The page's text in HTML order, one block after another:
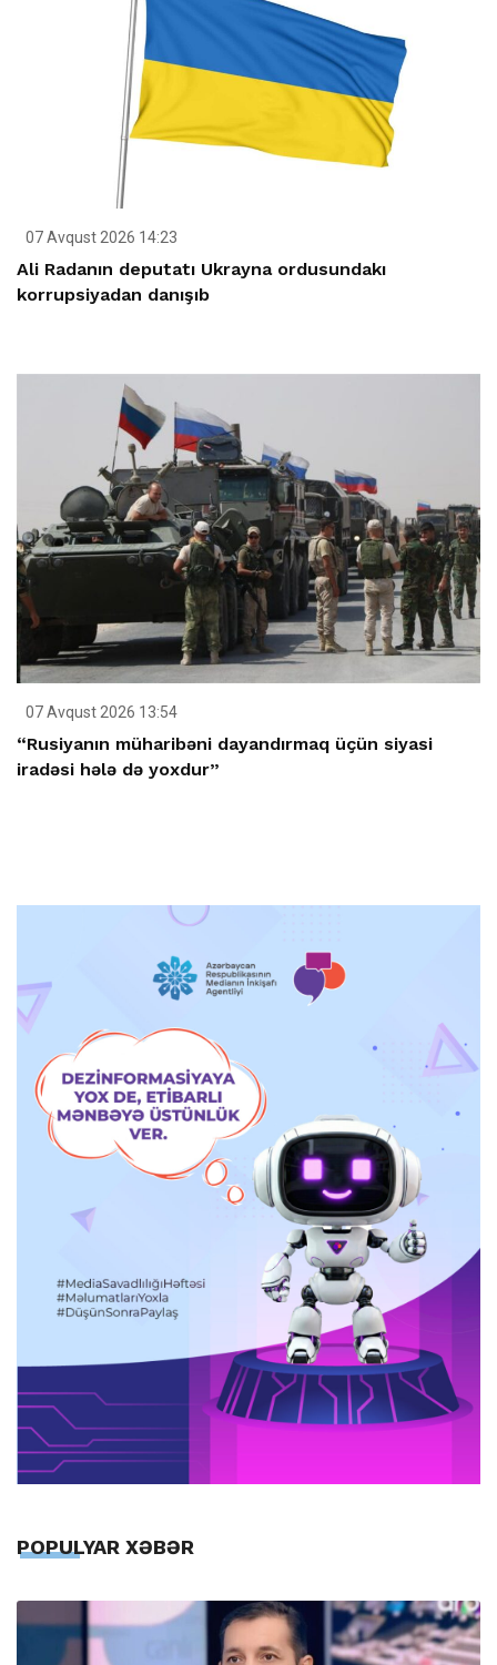
07 Avqust 2026 14:23
Ali Radanın deputatı Ukrayna ordusundakı
korrupsiyadan danışıb
07 Avqust 2026 13:54
“Rusiyanın müharibəni dayandırmaq üçün siyasi
iradəsi hələ də yoxdur”
POPULYAR XƏBƏR